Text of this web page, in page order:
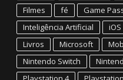
Filmes
fé Game
Inteligência Artificial
iOS
Livros
Microsoft
Nintendo Switch